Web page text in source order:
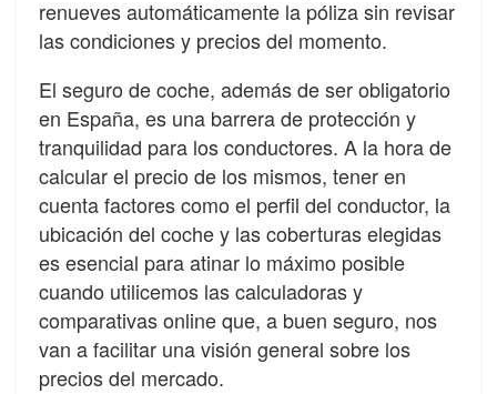
renueves automáticamente la póliza sin revisar
las condiciones y precios del momento.
El seguro de coche, además de ser obligatorio
en España, es una barrera de protección y
tranquilidad para los conductores. A la hora de
calcular el precio de los mismos, tener en
cuenta factores como el perfil del conductor, la
ubicación del coche y las coberturas elegidas
es esencial para atinar lo máximo posible
cuando utilicemos las calculadoras y
comparativas online que, a buen seguro, nos
van a facilitar una visión general sobre los
precios del mercado.